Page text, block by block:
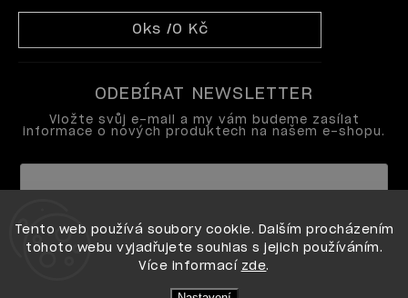
Tento web používá soubory cookie. Dalším procházením
tohoto webu vyjadřujete souhlas s jejich používáním.
Více informací zde.
0 ks /0 Kč
ODEBÍRAT NEWSLETTER
Vložte svůj e-mail a my vám budeme zasílat
informace o nových produktech na našem e-shopu.
podmínkami ochrany osobních údajů